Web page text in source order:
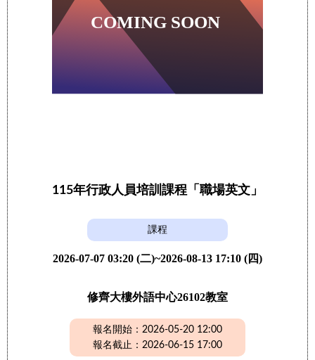
115年行政人員培訓課程「職場英文」
課程
2026-07-07 03:20 (二)~2026-08-13 17:10 (四)
修齊大樓外語中心26102教室
報名開始：2026-05-20 12:00
報名截止：2026-06-15 17:00